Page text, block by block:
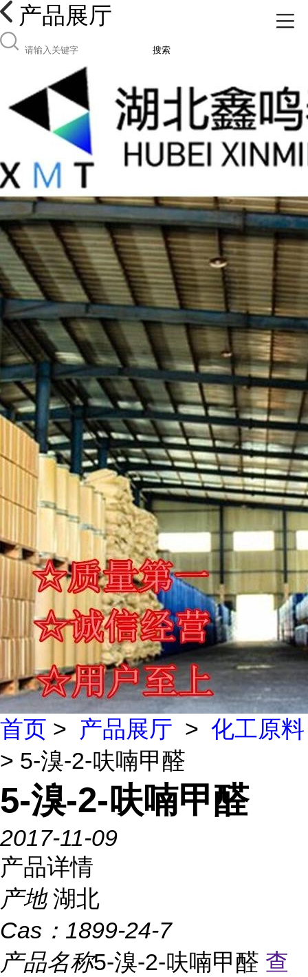
产品展厅
搜索
首页 > 产品展厅 > 化工原料
> 5-溴-2-呋喃甲醛
5-溴-2-呋喃甲醛
2017-11-09
产品详情
产地 湖北
Cas： 1899-24-7
产品名称5-溴-2-呋喃甲醛 查